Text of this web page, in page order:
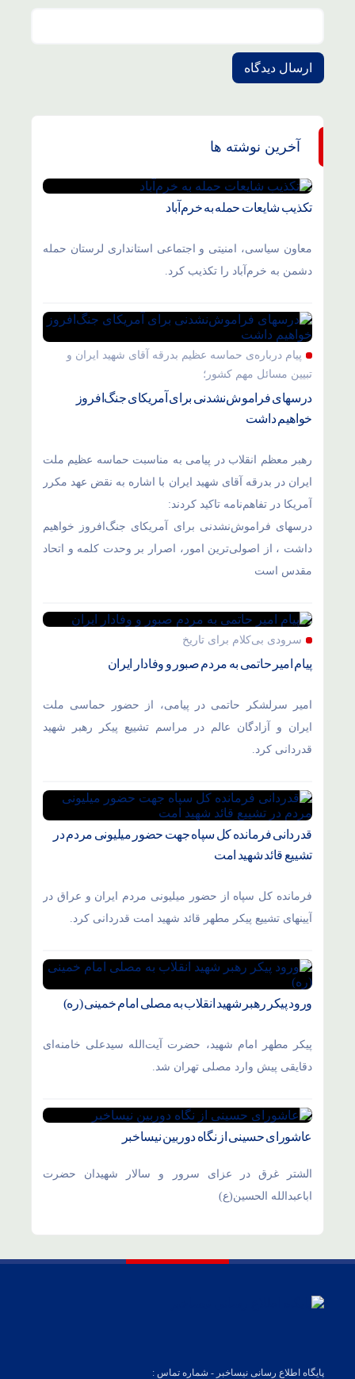
آخرین نوشته ها
تکذیب شایعات حمله به خرم‌آباد
معاون سیاسی، امنیتی و اجتماعی استانداری لرستان حمله
دشمن به خرم‌آباد را تکذیب کرد.
پیام درباره‌ی حماسه عظیم بدرقه آقای شهید ایران و
تبیین مسائل مهم کشور؛
درسهای فراموش‌نشدنی برای آمریکای جنگ‌افروز
خواهیم داشت
رهبر معظم انقلاب در پیامی به مناسبت حماسه عظیم ملت
ایران در بدرقه آقای شهید ایران با اشاره به نقض عهد مکرر
آمریکا در تفاهم‌نامه تاکید کردند:
درسهای فراموش‌نشدنی برای آمریکای جنگ‌افروز خواهیم
داشت ، از اصولی‌ترین امور، اصرار بر وحدت کلمه و اتحاد
مقدس است
سرودی بی‌کلام برای تاریخ
پیام امیر حاتمی به مردم صبور و وفادار ایران
امیر سرلشکر حاتمی در پیامی، از حضور حماسی ملت
ایران و آزادگان عالم در مراسم تشییع پیکر رهبر شهید
قدردانی کرد.
قدردانی فرمانده کل سپاه جهت حضور میلیونی مردم در
تشییع قائد شهید امت
فرمانده کل سپاه از حضور میلیونی مردم ایران و عراق در
آیینهای تشییع پیکر مطهر قائد شهید امت قدردانی کرد.
ورود پیکر رهبر شهید انقلاب به مصلی امام خمینی (ره)
پیکر مطهر امام شهید،‌ حضرت آیت‌الله سیدعلی خامنه‌ای
دقایقی پیش وارد مصلی تهران شد.
عاشورای حسینی از نگاه دوربین نیساخبر
الشتر غرق در عزای سرور و سالار شهیدان حضرت
اباعبدالله الحسین(ع)
پایگاه اطلاع رسانی نیساخبر - شماره تماس :